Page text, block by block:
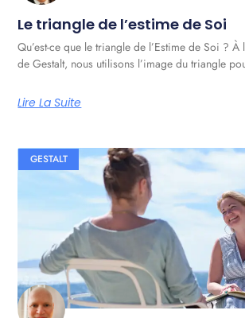
Le triangle de l’estime de Soi
Qu’est-ce que le triangle de l’Estime de Soi ? À
de Gestalt, nous utilisons l’image du triangle
Lire La Suite
GESTALT